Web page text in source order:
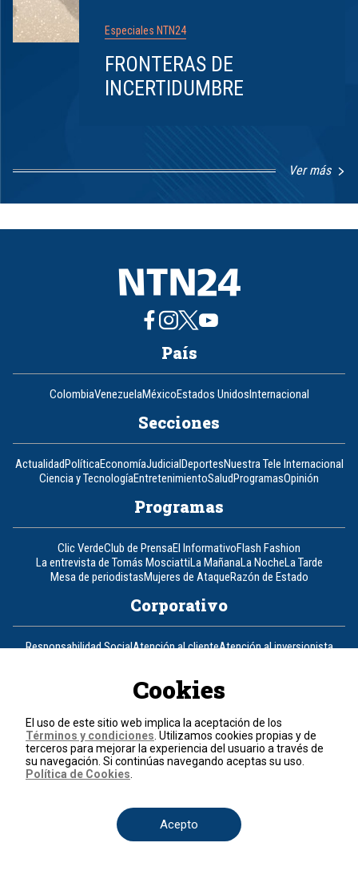
Especiales NTN24
FRONTERAS DE
INCERTIDUMBRE
Ver más
1
8
País
ColombiaVenezuelaMéxicoEstados UnidosInternacional
Secciones
ActualidadPolíticaEconomíaJudicialDeportesNuestra Tele Internacional
Ciencia y TecnologíaEntretenimientoSaludProgramasOpinión
Programas
Clic VerdeClub de PrensaEl InformativoFlash Fashion
La entrevista de Tomás MosciattiLa MañanaLa NocheLa Tarde
Mesa de periodistasMujeres de AtaqueRazón de Estado
Corporativo
Responsabilidad SocialAtención al clienteAtención al inversionista
Visite también
Canal RCNNoticias RCNRCN RadioLa RepúblicaRCN Comerciales
Nuestra Tele InternacionalNovelasFidesTDT
Un producto de RCN Televisión
Teléfono+57 (601) 426 92 92
Cookies
El uso de este sitio web implica la aceptación de los
Términos y condiciones . Utilizamos cookies propias y de
terceros para mejorar la experiencia del usuario a través de
su navegación. Si continúas navegando aceptas su uso.
Política de Cookies
Acepto